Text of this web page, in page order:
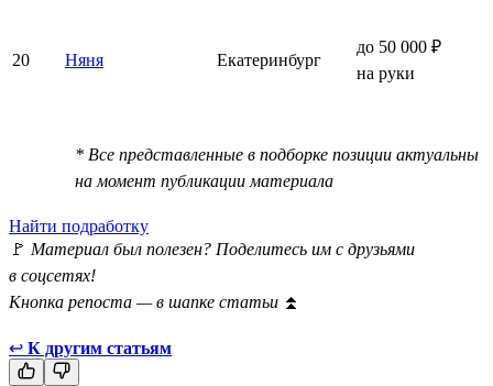
20 Няня Екатеринбург
до 50 000 ₽
на руки
* Все представленные в подборке позиции актуальны
на момент публикации материала
Найти подработку
🚩 Материал был полезен? Поделитесь им с друзьями
в соцсетях!
Кнопка репоста — в шапке статьи ⏫
↩ К другим статьям